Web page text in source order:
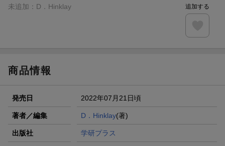
楽天モバイル紹介キャンペーンの拡散で300円OFFクーポン
条件達成で楽天限定・宝塚歌劇 宙組貸切公演ペアチケット
未追加： D．Hinklay 追加する
商品情報
発売日 2022年07月21日頃
著者／編集 D．Hinklay(著)
出版社 学研プラス